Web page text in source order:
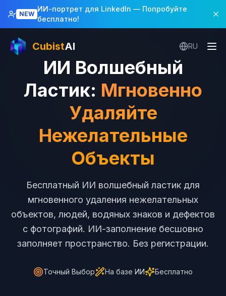
NEW
ИИ-портрет для LinkedIn — Попробуйте
бесплатно!
CubistAI RU
ИИ Волшебный
Ластик: Мгновенно
Удаляйте
Нежелательные
Объекты
Бесплатный ИИ волшебный ластик для
мгновенного удаления нежелательных
объектов, людей, водяных знаков и дефектов
с фотографий. ИИ-заполнение бесшовно
заполняет пространство. Без регистрации.
Точный Выбор На базе ИИ Бесплатно